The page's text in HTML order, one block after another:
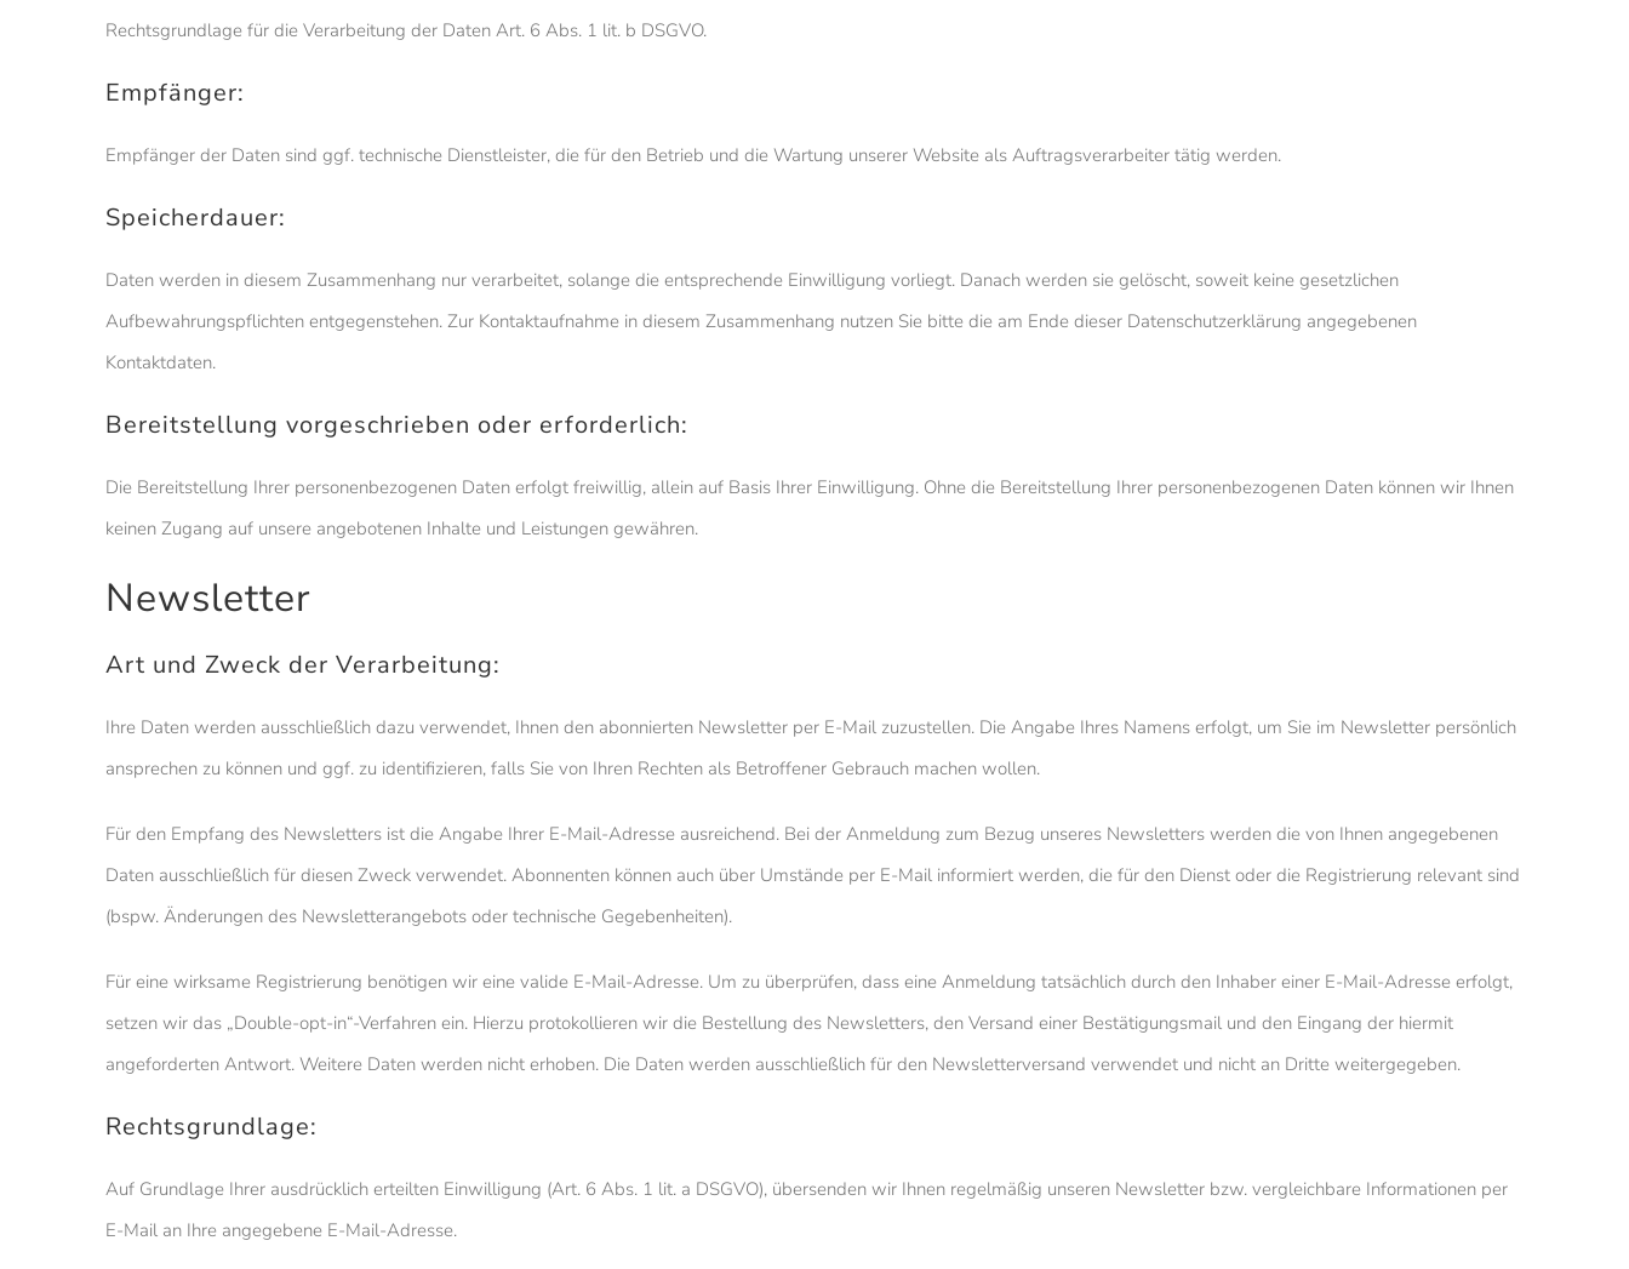
Rechtsgrundlage für die Verarbeitung der Daten Art. 6 Abs. 1 lit. b DSGVO.
Empfänger:
Empfänger der Daten sind ggf. technische Dienstleister, die für den Betrieb und die Wartung unserer Website als Auftragsverarbeiter tätig werden.
Speicherdauer:
Daten werden in diesem Zusammenhang nur verarbeitet, solange die entsprechende Einwilligung vorliegt. Danach werden sie gelöscht, soweit keine gesetzlichen
Aufbewahrungspflichten entgegenstehen. Zur Kontaktaufnahme in diesem Zusammenhang nutzen Sie bitte die am Ende dieser Datenschutzerklärung angegebenen
Kontaktdaten.
Bereitstellung vorgeschrieben oder erforderlich:
Die Bereitstellung Ihrer personenbezogenen Daten erfolgt freiwillig, allein auf Basis Ihrer Einwilligung. Ohne die Bereitstellung Ihrer personenbezogenen Daten können wir Ihnen
keinen Zugang auf unsere angebotenen Inhalte und Leistungen gewähren.
Newsletter
Art und Zweck der Verarbeitung:
Ihre Daten werden ausschließlich dazu verwendet, Ihnen den abonnierten Newsletter per E-Mail zuzustellen. Die Angabe Ihres Namens erfolgt, um Sie im Newsletter persönlich
ansprechen zu können und ggf. zu identifizieren, falls Sie von Ihren Rechten als Betroffener Gebrauch machen wollen.
Für den Empfang des Newsletters ist die Angabe Ihrer E-Mail-Adresse ausreichend. Bei der Anmeldung zum Bezug unseres Newsletters werden die von Ihnen angegebenen
Daten ausschließlich für diesen Zweck verwendet. Abonnenten können auch über Umstände per E-Mail informiert werden, die für den Dienst oder die Registrierung relevant sind
(bspw. Änderungen des Newsletterangebots oder technische Gegebenheiten).
Für eine wirksame Registrierung benötigen wir eine valide E-Mail-Adresse. Um zu überprüfen, dass eine Anmeldung tatsächlich durch den Inhaber einer E-Mail-Adresse erfolgt,
setzen wir das „Double-opt-in“-Verfahren ein. Hierzu protokollieren wir die Bestellung des Newsletters, den Versand einer Bestätigungsmail und den Eingang der hiermit
angeforderten Antwort. Weitere Daten werden nicht erhoben. Die Daten werden ausschließlich für den Newsletterversand verwendet und nicht an Dritte weitergegeben.
Rechtsgrundlage:
Auf Grundlage Ihrer ausdrücklich erteilten Einwilligung (Art. 6 Abs. 1 lit. a DSGVO), übersenden wir Ihnen regelmäßig unseren Newsletter bzw. vergleichbare Informationen per
E-Mail an Ihre angegebene E-Mail-Adresse.